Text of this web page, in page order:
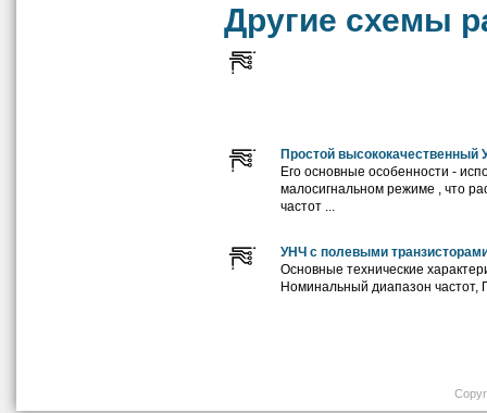
Другие схемы
Простой высококачественный
Его основные особенности -
малосигнальном режиме , что
частот ...
УНЧ с полевыми
Основные технические
Номинальный диапазон частот,